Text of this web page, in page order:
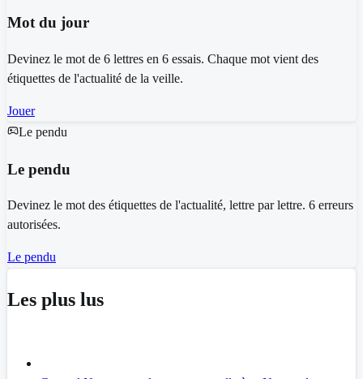
Mot du jour
Devinez le mot de 6 lettres en 6 essais. Chaque mot vient des
étiquettes de l'actualité de la veille.
Jouer
Le pendu
Le pendu
Devinez le mot des étiquettes de l'actualité, lettre par lettre. 6 erreurs
autorisées.
Le pendu
Les plus lus